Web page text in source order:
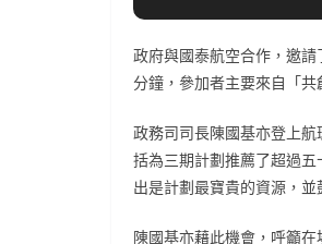
政府與國泰航空合作，邀
分鐘，參加者主要來自「
政務司司長陳國基亦登上
括為三期計劃推薦了超過
出是計劃最寶貴的資源，
陳國基亦藉此機會，呼籲